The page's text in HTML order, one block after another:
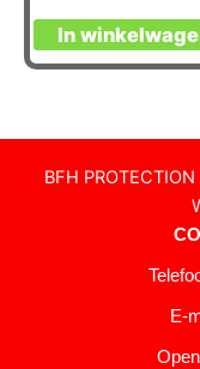
In
BFH
E-